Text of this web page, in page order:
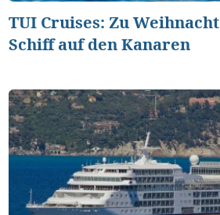
TUI Cruises: Zu
Schiff auf den Kanaren